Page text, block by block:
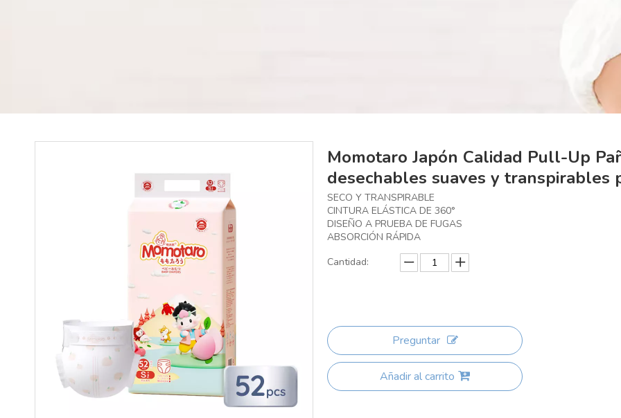
Momotaro Japón Calidad Pull-Up
desechables suaves y transpirables
SECO Y TRANSPIRABLE
CINTURA ELÁSTICA DE 360°
DISEÑO A PRUEBA DE FUGAS
ABSORCIÓN RÁPIDA
Cantidad:
Preguntar
Añadir al carrito